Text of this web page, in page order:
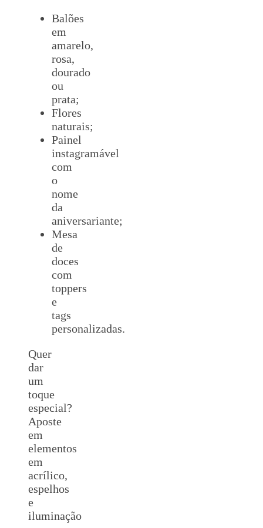
Balões
em
amarelo,
rosa,
dourado
ou
prata;
Flores
naturais;
Painel
instagramável
com
o
nome
da
aniversariante;
Mesa
de
doces
com
toppers
e
tags
personalizadas.
Quer
dar
um
toque
especial?
Aposte
em
elementos
em
acrílico,
espelhos
e
iluminação